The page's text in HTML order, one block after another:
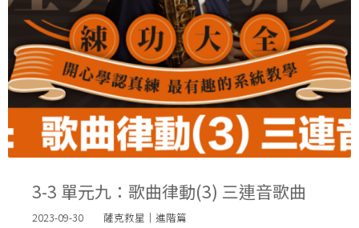
3-3 單元九：歌曲律動(3) 三連音歌曲
2023-09-30 薩克救星｜進階篇